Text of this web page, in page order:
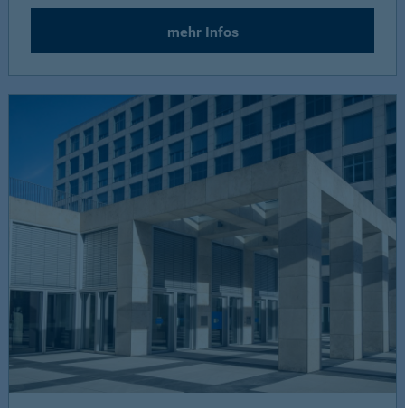
mehr Infos